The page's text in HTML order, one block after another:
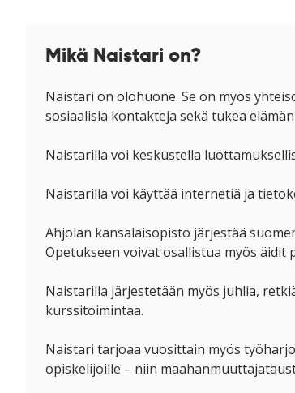
Mikä Naistari on?
Naistari on olohuone. Se on myös
sosiaalisia kontakteja sekä tukea
Naistarilla voi keskustella
Naistarilla voi käyttää internetiä ja
Ahjolan kansalaisopisto järjestää
Opetukseen voivat osallistua myös äidit
Naistarilla järjestetään myös juhlia,
kurssitoimintaa.
Naistari tarjoaa vuosittain myös
opiskelijoille – niin